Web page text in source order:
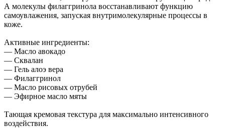
А молекулы филаггринола восстанавливают функцию
самоувлажения, запуская внутримолекулярные процессы в
коже.
Активные ингредиенты:
— Масло авокадо
— Сквалан
— Гель алоэ вера
— Филаггринол
— Масло рисовых отрубей
— Эфирное масло мяты
Тающая кремовая текстура для максимально интенсивного
воздействия.